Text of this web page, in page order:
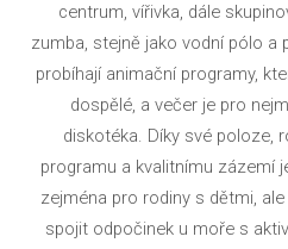
centrum, vířivka, dále
zumba, stejně jako vodní pólo a
probíhají animační programy,
dospělé, a večer je pro
diskotéka. Díky své poloze,
programu a kvalitnímu zázemí
zejména pro rodiny s dětmi,
spojit odpočinek u moře s